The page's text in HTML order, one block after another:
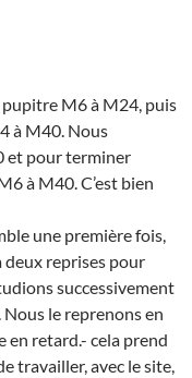
pupitre M6 à M24, puis
à M40. Nous
et pour terminer
à M40. C’est bien
une première fois,
deux reprises pour
successivement
le reprenons en
en retard.- cela prend
travailler, avec le site,